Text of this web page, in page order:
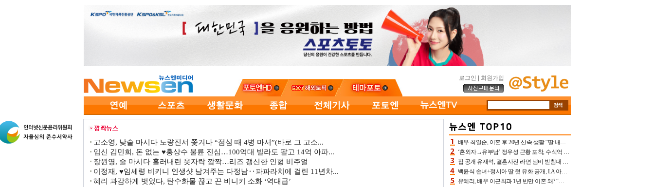
로그인 회원가입
고소영, 낮술 마시다 노량진서 쫓겨나 “점심 때 4병 마셔”(바로 그 고소...
임신 김민희, 돈 없는 ♥홍상수 불륜 진심…100억대 빌라도 팔고 14억 아파...
장원영, 술 마시다 흘러내린 옷자락 깜짝…리즈 갱신한 인형 비주얼
이정재, ♥임세령 비키니 인생샷 남겨주는 다정남‥파파라치에 걸린 11년차...
혜리 과감하게 벗었다, 탄수화물 끊고 끈 비니키 소화 ‘역대급’
배우 최일순, 이혼 후 20년 산속 생활 “딸 내가 버렸다고 원망‥맘 아파”(특종)[어제TV]
‘혼외자→유부남’ 정우성 근황 포착, 수식억 해킹 피해 후배 만났다 “존경하는”
집 공개 유재석, 결혼사진 라면 냄비 받침대 되고 분노‥가족사진도 피해(놀뭐)[어제TV]
백윤식 손녀+정시아 딸 첫 유화 공개, LA 아트쇼→서울국제조각페스타 작가다운 수준급 실력
유혜리, 배우 이근희과 1년 반만 이혼 왜? “식칼 꽂고 의자 던져” 충격 폭로(특종)[어제TV]